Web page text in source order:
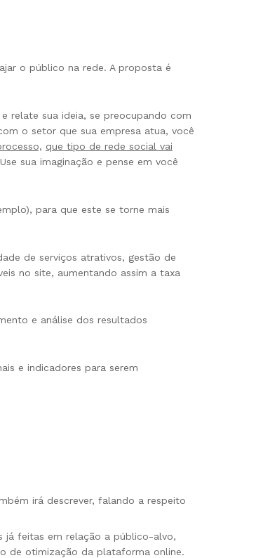
o público na rede. A proposta é
relate sua ideia, se preocupando com
o setor que sua empresa atua, você
que tipo de rede social vai
sua imaginação e pense em você
para que este se torne mais
de serviços atrativos, gestão de
no site, aumentando assim a taxa
e análise dos resultados
e indicadores para serem
irá descrever, falando a respeito
já feitas em relação a público-alvo,
de otimização da plataforma online.